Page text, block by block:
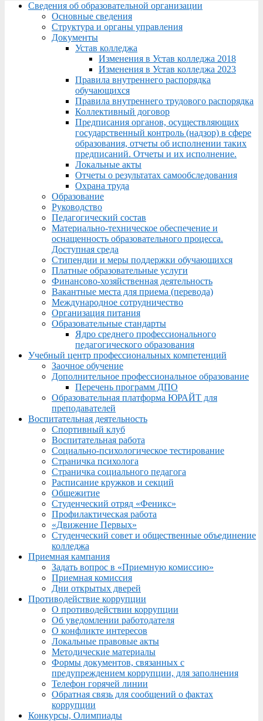
Menu
Сведения об образовательной организации
Основные сведения
Структура и органы управления
Документы
Устав колледжа
Изменения в Устав колледжа 2018
Изменения в Устав колледжа 2023
Правила внутреннего распорядка
обучающихся
Правила внутреннего трудового распорядка
Коллективный договор
Предписания органов, осуществляющих
государственный контроль (надзор) в сфере
образования, отчеты об исполнении таких
предписаний. Отчеты и их исполнение.
Локальные акты
Отчеты о результатах самообследования
Охрана труда
Образование
Руководство
Педагогический состав
Материально-техническое обеспечение и
оснащенность образовательного процесса.
Доступная среда
Стипендии и меры поддержки обучающихся
Платные образовательные услуги
Финансово-хозяйственная деятельность
Вакантные места для приема (перевода)
Международное сотрудничество
Организация питания
Образовательные стандарты
Ядро среднего профессионального
педагогического образования
Учебный центр профессиональных компетенций
Заочное обучение
Дополнительное профессиональное образование
Перечень программ ДПО
Образовательная платформа ЮРАЙТ для
преподавателей
Воспитательная деятельность
Спортивный клуб
Воспитательная работа
Социально-психологическое тестирование
Страничка психолога
Страничка социального педагога
Расписание кружков и секций
Общежитие
Студенческий отряд «Феникс»
Профилактическая работа
«Движение Первых»
Студенческий совет и общественные объединение
колледжа
Приемная кампания
Задать вопрос в «Приемную комиссию»
Приемная комиссия
Дни открытых дверей
Противодействие коррупции
О противодействии коррупции
Об уведомлении работодателя
О конфликте интересов
Локальные правовые акты
Методические материалы
Формы документов, связанных с
предупреждением коррупции, для заполнения
Телефон горячей линии
Обратная связь для сообщений о фактах
коррупции
Конкурсы, Олимпиады